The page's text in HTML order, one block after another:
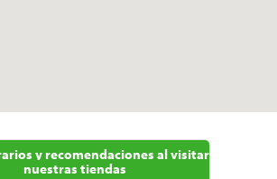
y recomendaciones al visitar
nuestras tiendas